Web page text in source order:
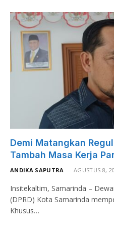
Demi Matangkan
Tambah Masa Kerja
ANDIKA SAPUTRA AGUSTUS 8,
Insitekaltim, Samarinda –
(DPRD) Kota Samarinda
Khusus…